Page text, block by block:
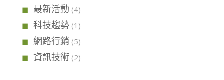
最新活動 (4)
科技趨勢(1)
網路行銷 (5)
資訊技術(2)